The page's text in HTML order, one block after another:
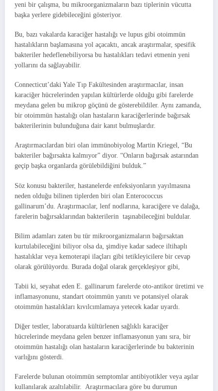
yeni bir çalışma, bu mikroorganizmaların bazı tiplerinin vücutta
başka yerlere gidebileceğini gösteriyor.
Bu, bazı vakalarda karaciğer hastalığı ve lupus gibi otoimmün
hastalıkların başlamasına yol açacaktı, ancak araştırmalar, spesifik
bakteriler hedeflenebiliyorsa bu hastalıkları tedavi etmenin yeni
yollarını da sağlayabilir.
Connecticut’daki Yale Tıp Fakültesinden araştırmacılar, insan
karaciğer hücrelerinden yapılan kültürlerde olduğu gibi farelerde
meydana gelen bu mikrop göçünü de gösterebildiler. Aynı zamanda,
bir otoimmün hastalığı olan hastaların karaciğerlerinde bağırsak
bakterilerinin bulunduğuna dair kanıt bulmuşlardır.
Araştırmacılardan biri olan immünobiyolog Martin Kriegel, “Bu
bakteriler bağırsakta kalmıyor” diyor. “Onların bağırsak astarından
geçip başka organlarda görülebildiğini bulduk.”
Söz konusu bakteriler, hastanelerde enfeksiyonların yayılmasına
neden olduğu bilinen tiplerden biri olan Enterococcus
gallinarum’du. Araştırmacılar, lenf nodlarına, karaciğere ve dalağa,
farelerin bağırsaklarından bakterilerin taşınabileceğini buldular.
Bilim adamları zaten bu tür mikroorganizmaların bağırsaktan
kurtulabileceğini biliyor olsa da, şimdiye kadar sadece iltihaplı
hastalıklar veya kemoterapi ilaçları gibi tetikleyicilere bir cevap
olarak görülüyordu. Burada doğal olarak gerçekleşiyor gibi,
Tabii ki, seyahat eden E. gallinarum farelerde oto-antikor üretimi ve
inflamasyonunu, standart otoimmün yanıtı ve potansiyel olarak
otoimmün hastalıkları kıvılcımlamaya yetecek kadar uyardı.
Diğer testler, laboratuarda kültürlenen sağlıklı karaciğer
hücrelerinde meydana gelen benzer inflamasyonun yanı sıra, bir
otoimmün hastalığı olan hastaların karaciğerlerinde bu bakterinin
varlığını gösterdi.
Farelerde bulunan otoimmün semptomlar antibiyotikler veya aşılar
kullanılarak azaltılabilir. Araştırmacılara göre bu durumun